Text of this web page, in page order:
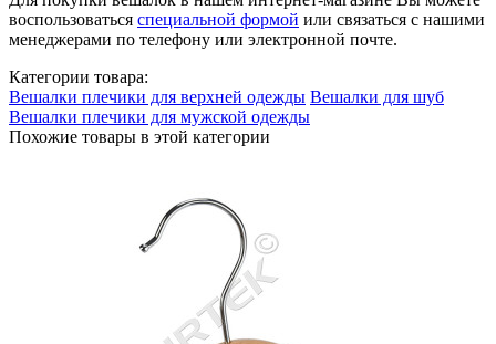
воспользоваться специальной формой или связаться с нашими
менеджерами по телефону или электронной почте.
Категории товара:
Вешалки плечики для верхней одежды Вешалки для шуб
Вешалки плечики для мужской одежды
Похожие товары в этой категории